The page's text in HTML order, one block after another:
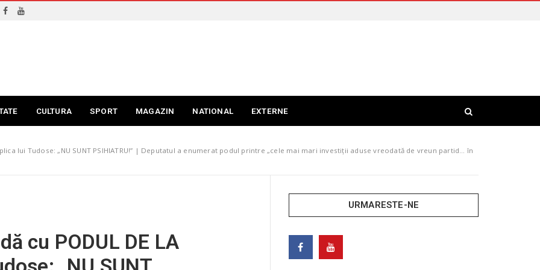
CULTURA SPORT MAGAZIN NATIONAL EXTERNE
lui Tudose: „NU SUNT PSIHIATRU!” | Deputatul a enumerat podul printre „cele mai mari investiții aduse vreodată de vreun partid… în
cu PODUL DE LA
URMARESTE-NE